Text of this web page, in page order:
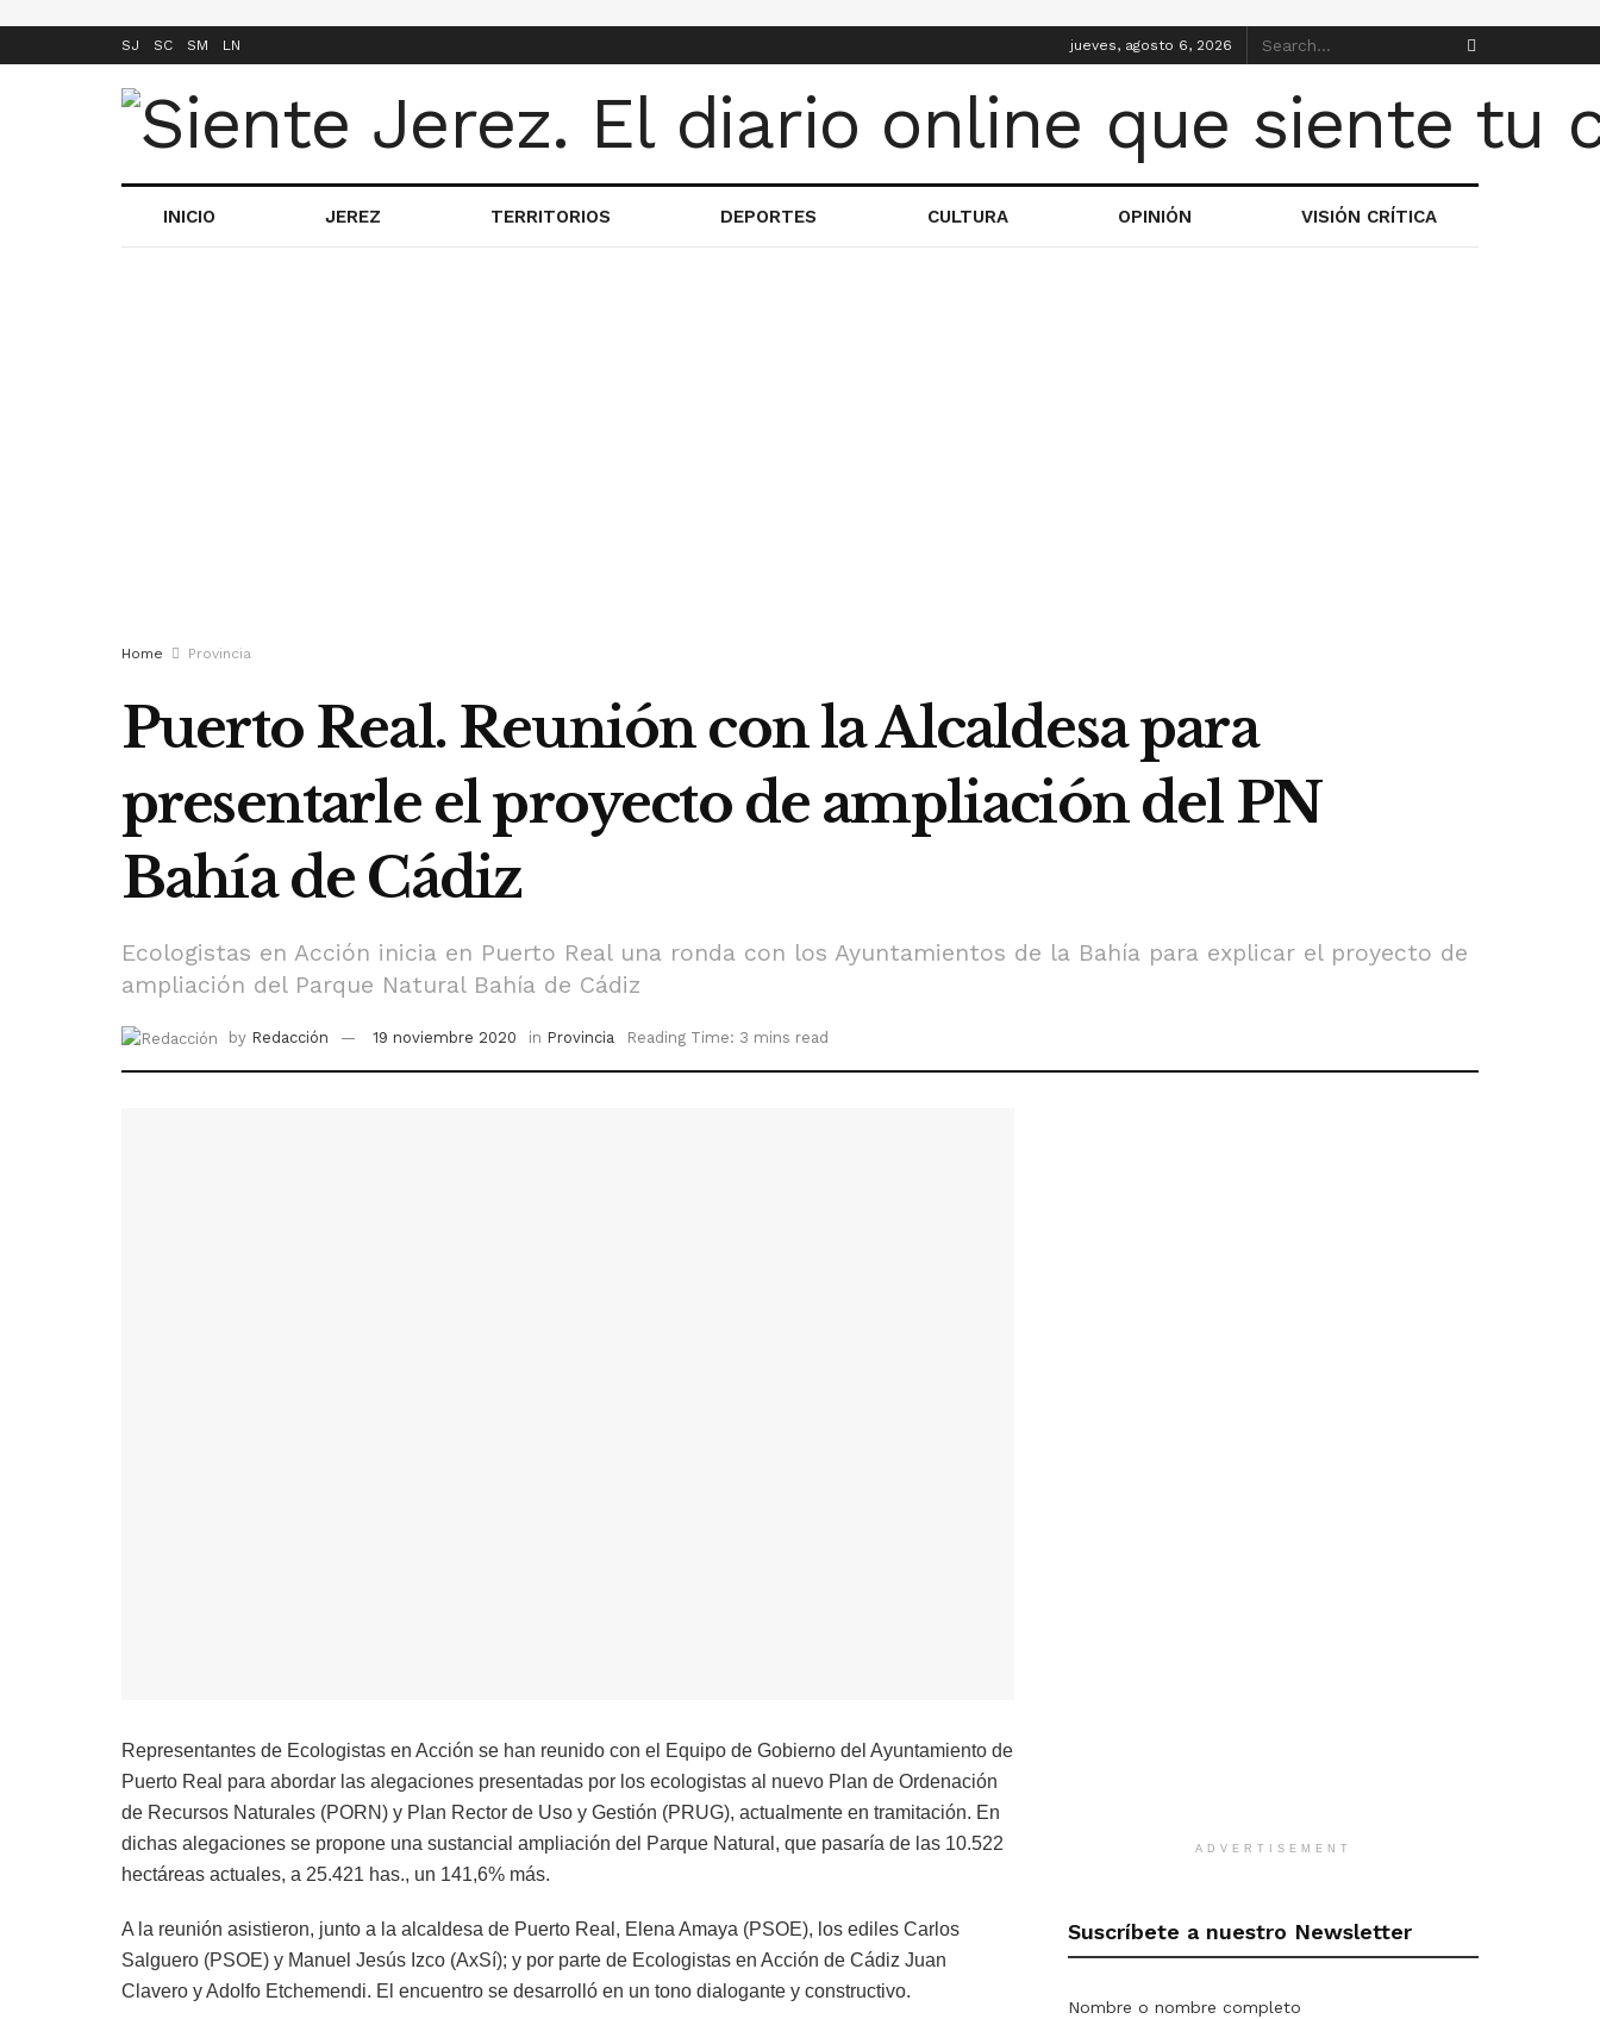
SJ SC SM LN jueves, agosto 6, 2026
INICIO JEREZ TERRITORIOS DEPORTES CULTURA OPINIÓN VISIÓN CRÍTICA
Home Provincia
Puerto Real. Reunión con la Alcaldesa para
presentarle el proyecto de ampliación del PN
Bahía de Cádiz
Ecologistas en Acción inicia en Puerto Real una ronda con los Ayuntamientos de la Bahía para explicar el proyecto de
ampliación del Parque Natural Bahía de Cádiz
by Redacción 19 noviembre 2020 in Provincia Reading Time: 3 mins read
Representantes de Ecologistas en Acción se han reunido con el Equipo de Gobierno del Ayuntamiento de
Puerto Real para abordar las alegaciones presentadas por los ecologistas al nuevo Plan de Ordenación
de Recursos Naturales (PORN) y Plan Rector de Uso y Gestión (PRUG), actualmente en tramitación. En
dichas alegaciones se propone una sustancial ampliación del Parque Natural, que pasaría de las 10.522
hectáreas actuales, a 25.421 has., un 141,6% más.
A la reunión asistieron, junto a la alcaldesa de Puerto Real, Elena Amaya (PSOE), los ediles Carlos
Salguero (PSOE) y Manuel Jesús Izco (AxSí); y por parte de Ecologistas en Acción de Cádiz Juan
Clavero y Adolfo Etchemendi. El encuentro se desarrolló en un tono dialogante y constructivo.
ADVERTISEMENT
Suscríbete a nuestro Newsletter
Nombre o nombre completo